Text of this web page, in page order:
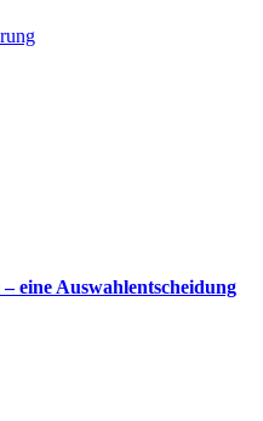
eine Auswahlentscheidung